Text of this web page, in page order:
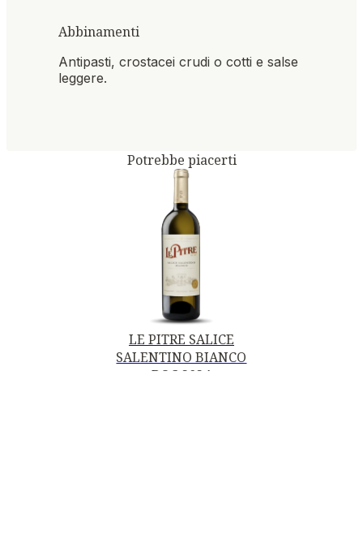
Abbinamenti
Antipasti, crostacei crudi o cotti e salse
leggere.
Potrebbe piacerti
LE PITRE SALICE
SALENTINO BIANCO
DOC 2024